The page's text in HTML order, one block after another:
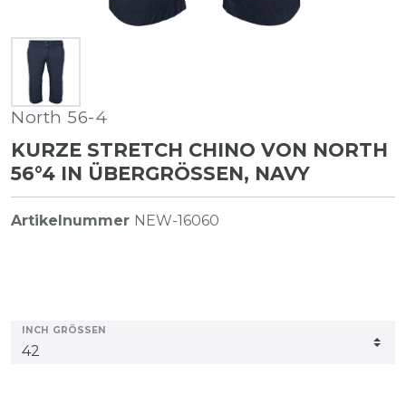
North 56-4
KURZE STRETCH CHINO VON NORTH
56°4 IN ÜBERGRÖSSEN, NAVY
Artikelnummer NEW-16060
INCH GRÖSSEN